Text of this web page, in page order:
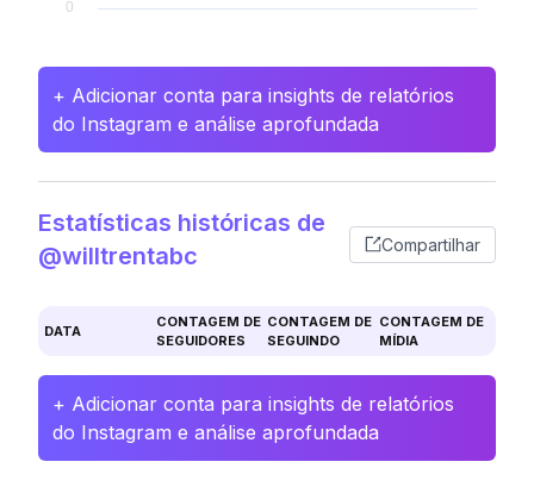
+ Adicionar conta para insights de relatórios
do Instagram e análise aprofundada
Estatísticas históricas de
@willtrentabc
Compartilhar
DATA
CONTAGEM DE
SEGUIDORES
CONTAGEM DE
SEGUINDO
CONTAGEM DE
MÍDIA
+ Adicionar conta para insights de relatórios
do Instagram e análise aprofundada